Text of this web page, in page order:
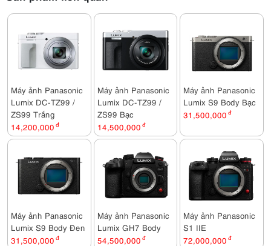
Máy ảnh Panasonic
Lumix DC-TZ99 /
ZS99 Trắng
14,200,000 đ
Máy ảnh Panasonic
Lumix DC-TZ99 /
ZS99 Bạc
14,500,000 đ
Máy ảnh Panasonic
Lumix S9 Body Bạc
31,500,000 đ
Máy ảnh Panasonic
Lumix S9 Body Đen
31,500,000 đ
Máy ảnh Panasonic
Lumix GH7 Body
54,500,000 đ
Máy ảnh Panasonic
S1 IIE
72,000,000 đ